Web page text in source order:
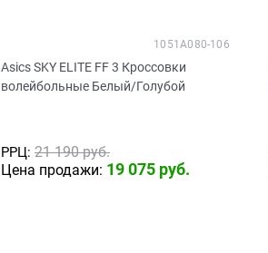
Asics SKY ELITE FF 3 Кроссовки
волейбольные Белый/Голубой
1051A080-106
РРЦ: 21 190 руб.
Цена продажи: 19 075 руб.